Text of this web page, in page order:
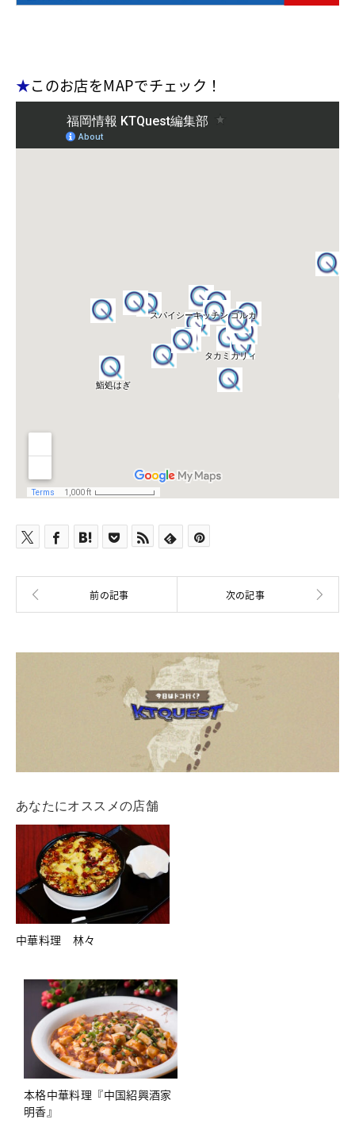
★このお店をMAPでチェック！
あなたにオススメの店舗
中華料理 林々
本格中華料理『中国紹興酒家
明香』